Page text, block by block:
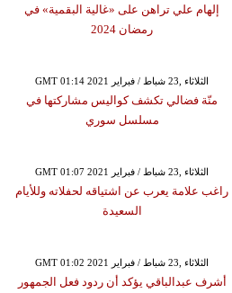
إلهام علي تراهن على «غالية البقمية» في
رمضان 2024
GMT 01:14 2021 الثلاثاء ,23 شباط / فبراير
منّة فضالي تكشف كواليس مشاركتها في
مسلسل سوري
GMT 01:07 2021 الثلاثاء ,23 شباط / فبراير
راغب علامة يعرب عن اشتياقه لحفلاته وللأيام
السعيدة
GMT 01:02 2021 الثلاثاء ,23 شباط / فبراير
أشرف عبدالباقي يؤكد أن ردود فعل الجمهور